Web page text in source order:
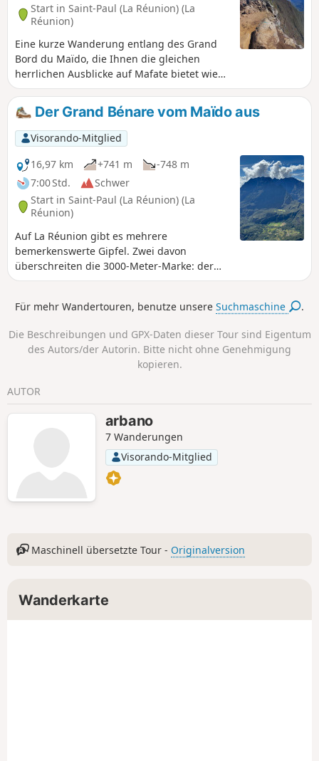
Start in Saint-Paul (La Réunion) (La
Réunion)
Eine kurze Wanderung entlang des Grand
Bord du Maïdo, die Ihnen die gleichen
herrlichen Ausblicke auf Mafate bietet wie
eine lange Wanderung.
Der Grand Bénare vom Maïdo aus
Visorando-Mitglied
16,97 km
+741 m
-748 m
7:00 Std.
Schwer
Start in Saint-Paul (La Réunion) (La
Réunion)
Auf La Réunion gibt es mehrere
bemerkenswerte Gipfel. Zwei davon
überschreiten die 3000-Meter-Marke: der
Gros Morne und der Piton des Neiges. Der
Bénare. Letzterer ist von mehreren Punkten
Bord und die Glacière sind am einfachsten.
Es empfiehlt sich, den Hinweg über den
Grand Bord zu nehmen, um vor dem
Eintreffen der Wolken die Aussicht auf
360-Grad-Panoramablick, und der Rückweg
über die Glacière verleiht der Tour einen
historischen Touch.
Für mehr Wandertouren, benutze unsereSuchmaschine .
Die Beschreibungen und GPX-Daten dieser Tour sind Eigentum
des Autors/der Autorin. Bitte nicht ohne Genehmigung
kopieren.
AUTOR
arbano
7 Wanderungen
Visorando-Mitglied
Maschinell übersetzte Tour - Originalversion
Wanderkarte